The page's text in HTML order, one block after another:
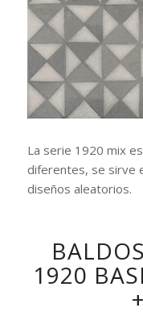
La serie 1920 mix
diferentes, se sirve
diseños aleatorios.
1920